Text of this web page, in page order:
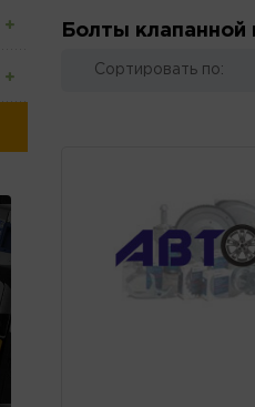
Болты
Сортировать по: